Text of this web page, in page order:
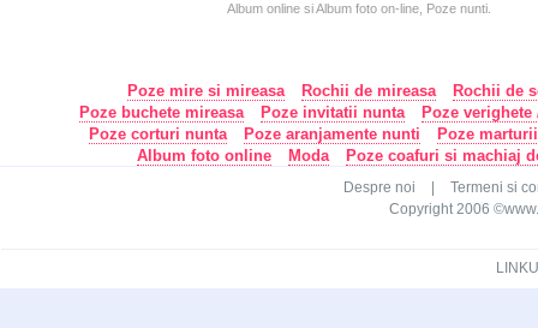
Album online si Album foto on-line, Poze nunti.
Poze mire si mireasa Rochii de mireasa
Rochii de
Poze buchete mireasa
Poze invitatii nunta
Poze
Poze corturi nunta
Poze aranjamente nunti
Poze
Album foto online
Moda Poze coafuri si machiaj
Despre noi
Termeni si
Copyright 2006